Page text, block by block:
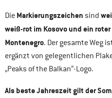
Die Markierungszeichen sind
weiß-rot im Kosovo und ein
Montenegro. Der gesamte Weg
ergänzt von gelegentlichen
„Peaks of the Balkan“-Logo.
Als beste Jahreszeit gilt der